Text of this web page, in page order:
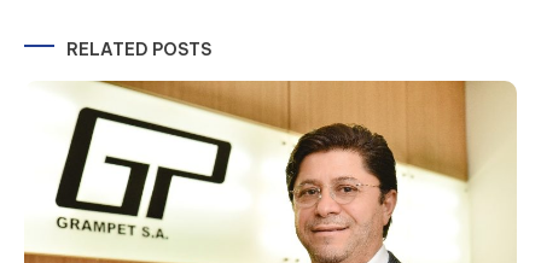
RELATED POSTS